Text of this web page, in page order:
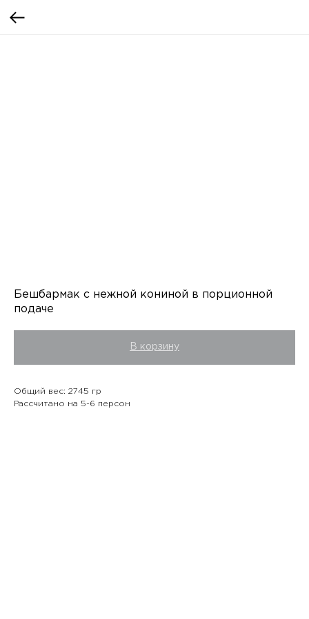
Бешбармак с нежной кониной в порционной
подаче
В корзину
Общий вес: 2745 гр
Рассчитано на 5-6 персон